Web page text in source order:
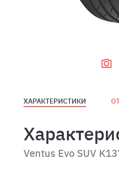
ХАРАКТЕРИСТИКИ
Ventus Evo SUV